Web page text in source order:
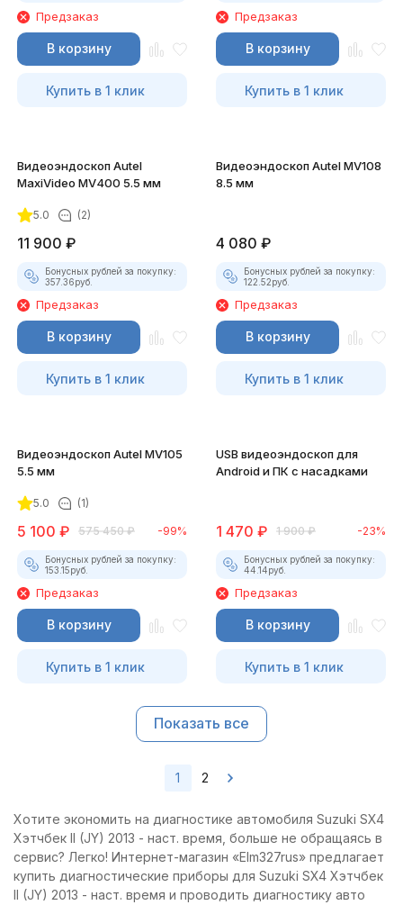
Предзаказ
В корзину
Купить в 1 клик
Предзаказ
В корзину
Купить в 1 клик
Видеоэндоскоп Autel
MaxiVideo MV400 5.5 мм
5.0 (2)
11 900 ₽
Бонусных рублей за покупку:
357.36руб.
Предзаказ
В корзину
Купить в 1 клик
Видеоэндоскоп Autel MV108
8.5 мм
4 080 ₽
Бонусных рублей за покупку:
122.52руб.
Предзаказ
В корзину
Купить в 1 клик
Видеоэндоскоп Autel MV105
5.5 мм
5.0 (1)
5 100 ₽ 575 450 ₽ -99%
Бонусных рублей за покупку:
153.15руб.
Предзаказ
В корзину
Купить в 1 клик
USB видеоэндоскоп для
Android и ПК с насадками
1 470 ₽ 1 900 ₽ -23%
Бонусных рублей за покупку:
44.14руб.
Предзаказ
В корзину
Купить в 1 клик
Показать все
1 2
Хотите экономить на диагностике автомобиля Suzuki SX4
Хэтчбек II (JY) 2013 - наст. время, больше не обращаясь в
сервис? Легко! Интернет-магазин «Elm327rus» предлагает
купить диагностические приборы для Suzuki SX4 Хэтчбек
II (JY) 2013 - наст. время и проводить диагностику авто